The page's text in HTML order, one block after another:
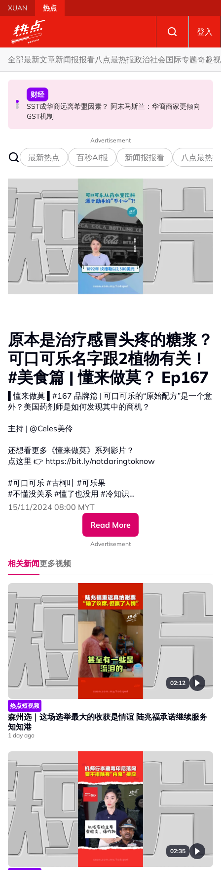
Skip to main content
XUAN 热点
登入
全部最新文章新闻报报看八点最热报政治社会国际专题奇趣
社会
摩托车况欠佳、骑士疲劳肇祸 RXZ主办方否认非法飙车引
发车祸
政治
开放与各方合作迎战甲州选 扎希：国阵捍卫甲州21席
财经
SST成华商远离希盟因素？ 阿末马斯兰：华裔商家更倾向
GST机制
Advertisement
最新热点 百秒AI报 新闻报报看 八点最热报
原本是治疗感冒头疼的糖浆？
可口可乐名字跟2植物有关！
#美食篇 | 懂来做莫？ Ep167
▌懂来做莫 ▌#167 品牌篇 | 可口可乐的“原始配方”是一个意
外？美国药剂师是如何发现其中的商机？
主持 | @Celes美伶
还想看更多《懂来做莫》系列影片？
点这里 👉 https://bit.ly/notdaringtoknow
#可口可乐 #古柯叶 #可乐果
#不懂没关系 #懂了也没用 #冷知识
#发射热点 #84hotspot #懂来做莫
🔴 更多新闻资讯看这里 ▹ https://xuan.com.my/hotspot
15/11/2024 08:00 MYT
Read More
Advertisement
相关新闻更多视频
02:12
热点短视频
森州选｜这场选举最大的收获是情谊 陆兆福承诺继续服务
知知港
1 day ago
02:35